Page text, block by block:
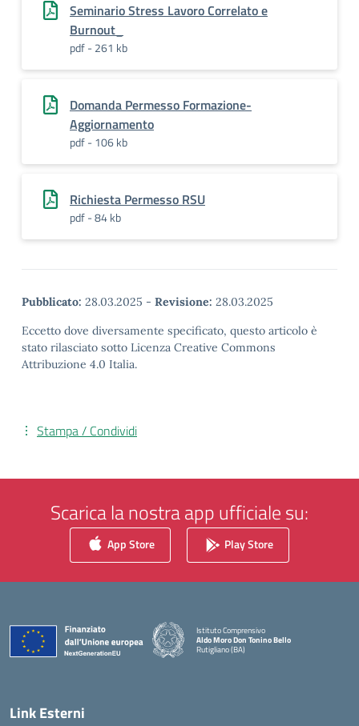
Seminario Stress Lavoro Correlato e
Burnout_
pdf - 261 kb
Domanda Permesso Formazione-
Aggiornamento
pdf - 106 kb
Richiesta Permesso RSU
pdf - 84 kb
Pubblicato: 28.03.2025 - Revisione: 28.03.2025
Eccetto dove diversamente specificato, questo articolo è
stato rilasciato sotto Licenza Creative Commons
Attribuzione 4.0 Italia.
Stampa / Condividi
Scarica la nostra app ufficiale su:
App Store Play Store
Istituto Comprensivo
Aldo Moro Don Tonino Bello
Rutigliano (BA)
— Visita la pagina iniziale della scuola
Link Esterni